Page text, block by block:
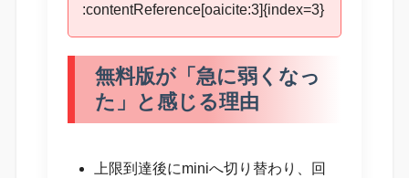
:contentReference[oaicite:3]{index=3}
無料版が「急に弱くなっ
た」と感じる理由
上限到達後にminiへ切り替わり、回